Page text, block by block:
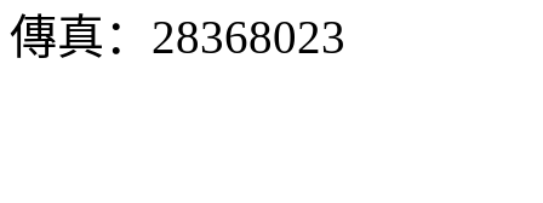
傳真：28368023